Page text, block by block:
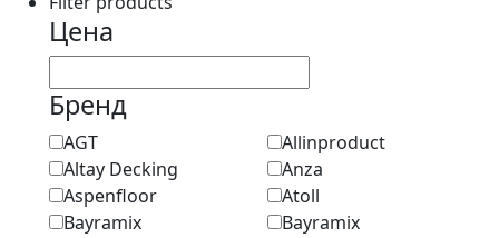
Цена
Бренд
AGT
Allinproduct
Altay Decking
Anza
Aspenfloor
Atoll
Bayramix
Bayramix